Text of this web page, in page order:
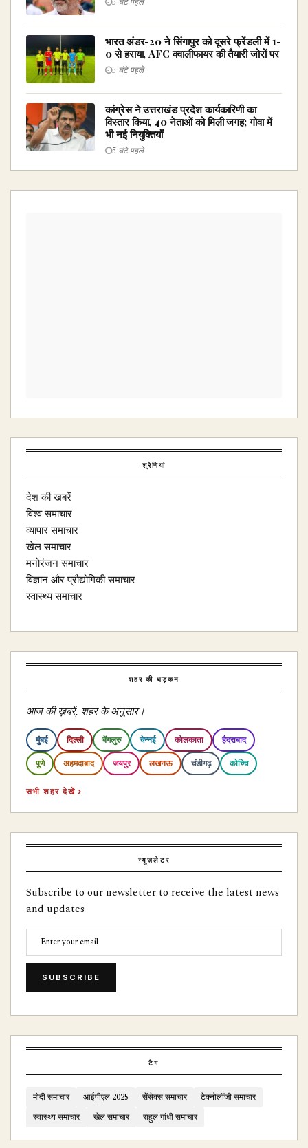
भारत अंडर-20 ने सिंगापुर को दूसरे फ्रेंडली में 1-
0 से हराया, AFC क्वालीफायर की तैयारी जोरों पर
5 घंटे पहले
कांग्रेस ने उत्तराखंड प्रदेश कार्यकारिणी का
विस्तार किया, 40 नेताओं को मिली जगह; गोवा में
भी नई नियुक्तियाँ
5 घंटे पहले
श्रेणियां
देश की खबरें
विश्व समाचार
व्यापार समाचार
खेल समाचार
मनोरंजन समाचार
विज्ञान और प्रौद्योगिकी समाचार
स्वास्थ्य समाचार
शहर की धड़कन
आज की ख़बरें, शहर के अनुसार।
मुंबई दिल्ली बेंगलुरु चेन्नई कोलकाता हैदराबाद
पुणे अहमदाबाद जयपुर लखनऊ चंडीगढ़ कोच्चि
सभी शहर देखें ›
न्यूज़लेटर
Subscribe to our newsletter to receive the latest news
and updates
SUBSCRIBE
टैग
मोदी समाचार आईपीएल 2025 सेंसेक्स समाचार
टेक्नोलॉजी समाचार
स्वास्थ्य समाचार
खेल समाचार राहुल गांधी समाचार